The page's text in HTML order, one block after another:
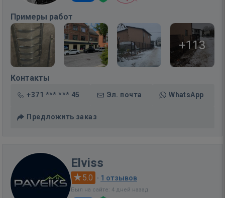
Примеры работ
+113
Контакты
+371 *** *** 45 Эл. почта WhatsApp
Предложить заказ
Elviss
5.0 · 1 отзывов
Был на сайте: 4 дней назад